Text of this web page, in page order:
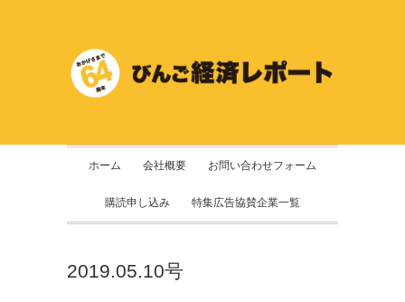
ホーム 会社概要 お問い合わせフォーム
購読申し込み 特集広告協賛企業一覧
2019.05.10号